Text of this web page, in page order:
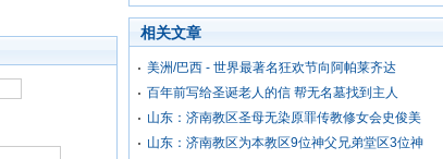
相关文章
美洲/巴西 - 世界最著名狂欢节向阿帕莱齐达
百年前写给圣诞老人的信 帮无名墓找到主人
山东：济南教区圣母无染原罪传教修女会史俊美
山东：济南教区为本教区9位神父兄弟堂区3位神